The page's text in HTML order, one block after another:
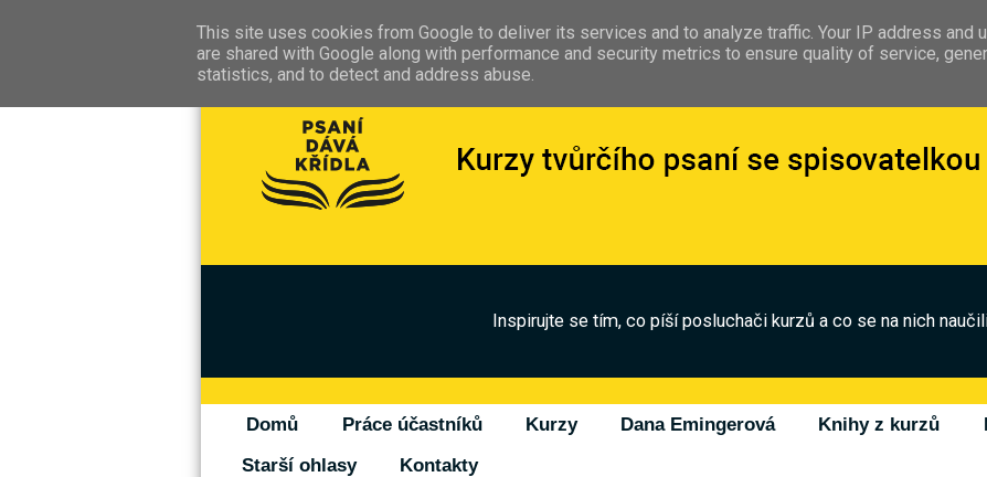
Inspirujte se tím, co píší posluchači kurzů a co se na nich
Domů Práce účastníků Kurzy Dana Emingerová Knihy z kurzů
Starší ohlasy
Kontakty
This site uses cookies from Google to deliver its services and to analyze traffic. Your IP address and
are shared with Google along with performance and security metrics to ensure quality of service,
statistics, and to detect and address abuse.